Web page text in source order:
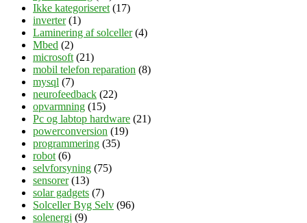
Ikke kategoriseret (17)
inverter(1)
Laminering af solceller(4)
Mbed (2)
microsoft (21)
mobil telefon reparation (8)
mysql (7)
neurofeedback (22)
opvarmning (15)
Pc og labtop hardware (21)
powerconversion (19)
programmering (35)
robot (6)
selvforsyning (75)
sensorer(13)
solar gadgets (7)
Solceller Byg Selv (96)
solenergi (9)